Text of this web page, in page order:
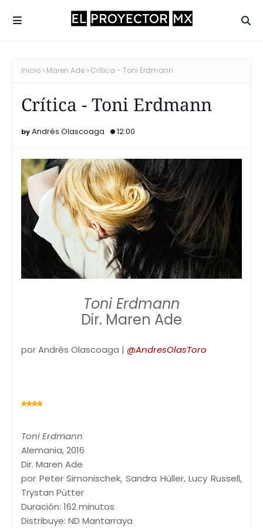
Inicio Maren Ade Crítica - Toni Erdmann
Crítica - Toni Erdmann
Andrés Olascoaga 12:00
Toni Erdmann
Dir. Maren Ade
por Andrés Olascoaga | @AndresOlasToro
****
Toni Erdmann
Alemania, 2016
Dir. Maren Ade
por Peter Simonischek, Sandra Hüller, Lucy Russell,
Trystan Pütter
Duración: 162 minutos
Distribuye: ND Mantarraya